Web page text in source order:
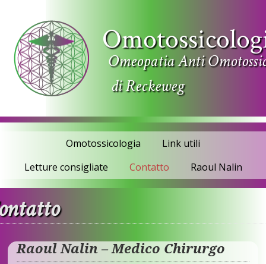
Omeopatia Anti
di Reckeweg
Omotossicologia
Link utili
Letture consigliate
Contatto Raoul Nalin
Raoul Nalin – Medico Chirurgo